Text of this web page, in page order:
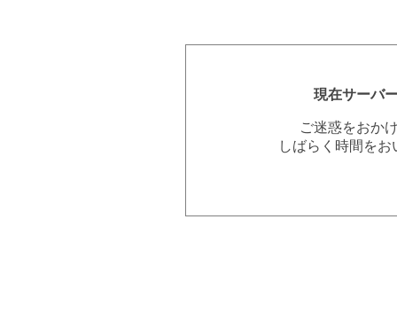
現在サーバ
ご迷惑をおか
しばらく時間を